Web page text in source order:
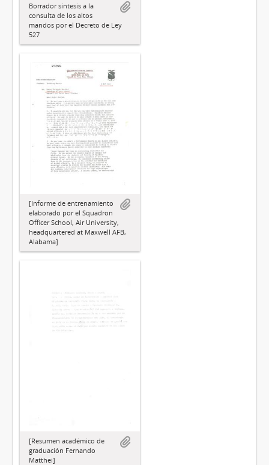
Borrador síntesis a la
consulta de los altos
mandos por el Decreto de Ley
527
[Informe de entrenamiento
elaborado por el Squadron
Officer School, Air University,
headquartered at Maxwell AFB,
Alabama]
[Resumen académico de
graduación Fernando
Matthei]